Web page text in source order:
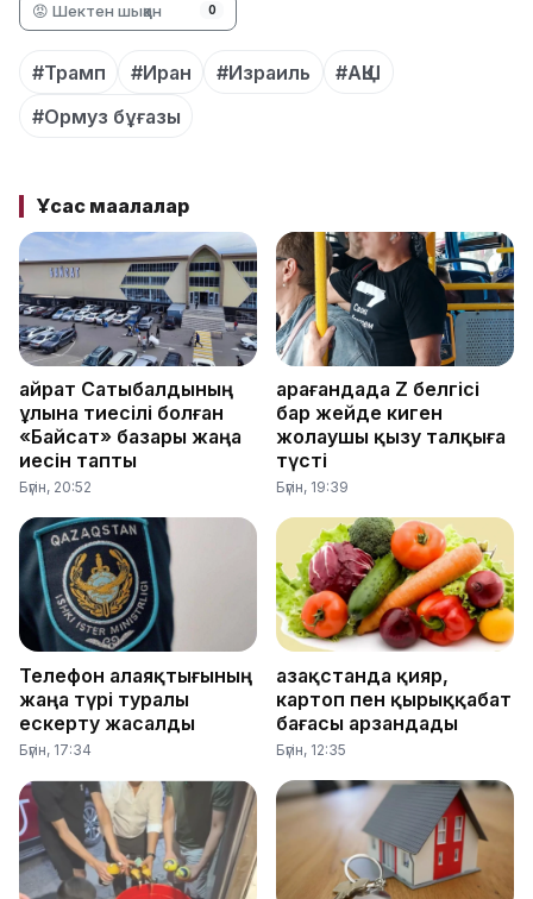
😡 Шектен шыққан 0
#Трамп #Иран #Израиль
#АҚШ
#Ормуз бұғазы
Ұқсас мақалалар
Қайрат Сатыбалдының
ұлына тиесілі болған
«Байсат» базары жаңа
иесін тапты
Бүгін, 20:52
Қарағандада Z белгісі
бар жейде киген
жолаушы қызу талқыға
түсті
Бүгін, 19:39
Телефон алаяқтығының
жаңа түрі туралы
ескерту жасалды
Бүгін, 17:34
Қазақстанда қияр,
картоп пен қырыққабат
бағасы арзандады
Бүгін, 12:35